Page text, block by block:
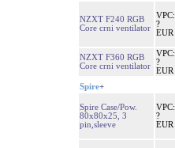
NZXT F240 RGB
Core crni ventilator
VPC:
?
EUR
NZXT F360 RGB
Core crni ventilator
VPC:
?
EUR
Spire+
Spire Case/Pow.
80x80x25, 3
pin,sleeve
VPC:
?
EUR